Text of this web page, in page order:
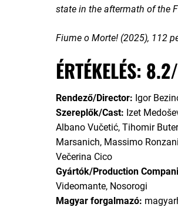
state in the aftermath of the
Fiume o Morte! (2025), 112
ÉRTÉKELÉS:
Rendező/Director: Igor
Szereplők/Cast: Izet
Albano Vučetić, Tihomir
Marsanich, Massimo
Večerina Cico
Gyártók/Production
Videomante, Nosorogi
Magyar forgalmazó: